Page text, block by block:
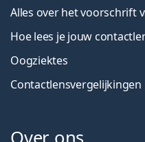
Alles over het voorschrift
Hoe lees je jouw
Oogziektes
Contactlensvergelijkingen